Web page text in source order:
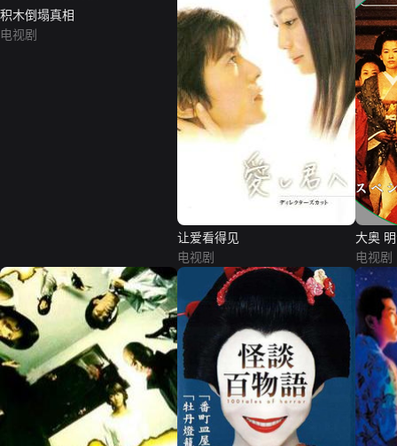
积木倒塌真相
电视剧
让爱看得见
电视剧
大奥
们
电视剧